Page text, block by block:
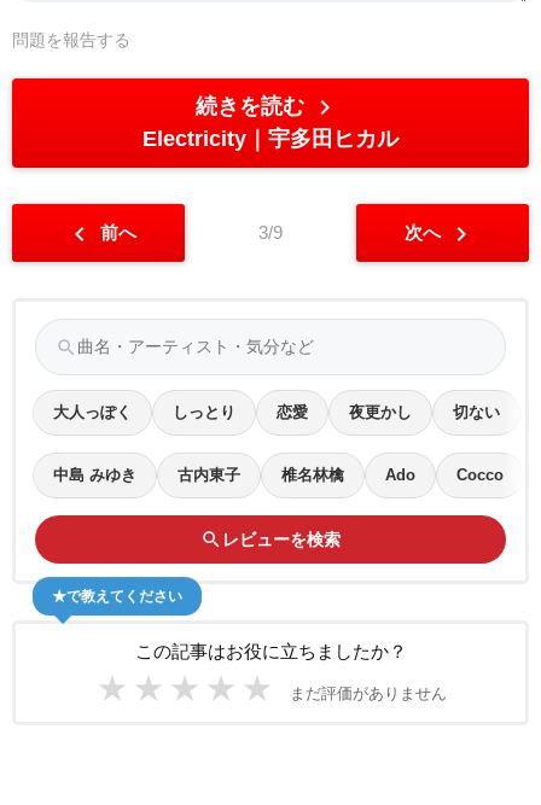
問題を報告する
続きを読む chevron_right
Electricity 宇多田ヒカル
chevron_left 前へ 3/9 次へ chevron_right
search
大人っぽく しっとり 恋愛 夜更かし 切ない
中島 みゆき 古内東子 椎名林檎 Ado Cocco
search レビューを検索
この記事はお役に立ちましたか？
★ ★ ★ ★ ★ まだ評価がありません
★で教えてください